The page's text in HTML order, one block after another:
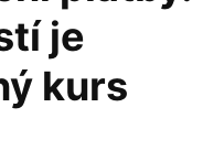
je
kurs